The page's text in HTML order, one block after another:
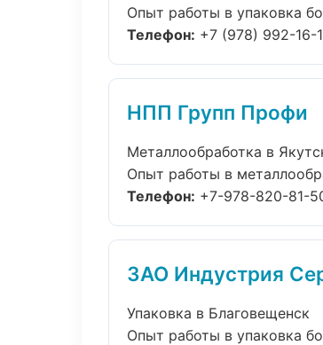
Опыт работы в упаковка
Телефон: +7 (978) 992-16-
НПП Групп Профи
Металлообработка в
Опыт работы в
Телефон: +7-978-820-81-
ЗАО Индустрия
Упаковка в Благовещенск
Опыт работы в упаковка